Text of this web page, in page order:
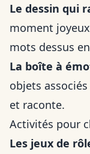
Le dessin qui
moment
mots dessus
La boîte à
objets
et raconte.
Activités pour
Les jeux de